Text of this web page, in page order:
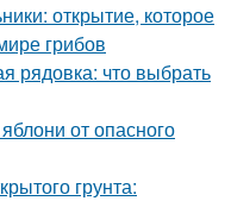
открытие, которое
грибов
рядовка: что выбрать
от опасного
грунта: